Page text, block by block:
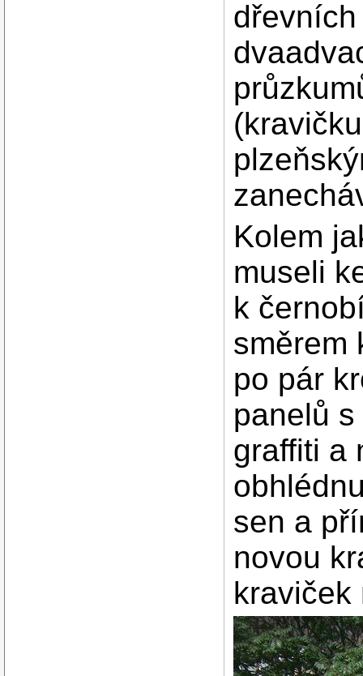
Kolem
museli
k
směrem
po pár
panelů
graffiti a
sen a
novou
kraviček